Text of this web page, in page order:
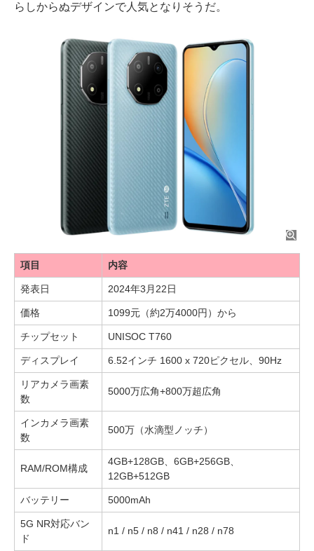
らしからぬデザインで人気となりそうだ。
項目 内容
発表日 2024年3月22日
価格 1099元（約2万4000円）から
チップセット UNISOC T760
ディスプレイ 6.52インチ 1600 x 720ピクセル、90Hz
リアカメラ画素
数
5000万広角+800万超広角
インカメラ画素
数
500万（水滴型ノッチ）
RAM/ROM構成
4GB+128GB、6GB+256GB、
12GB+512GB
バッテリー 5000mAh
5G NR対応バン
ド
n1 / n5 / n8 / n41 / n28 / n78